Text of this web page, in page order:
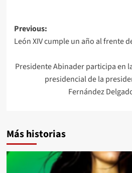
Previous:
León XIV cumple un año al frente
Presidente Abinader participa en
presidencial de la
Fernández
Más historias